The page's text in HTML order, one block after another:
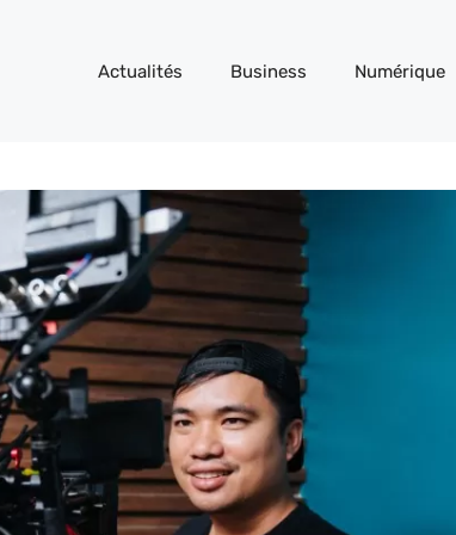
Actualités Business Numérique